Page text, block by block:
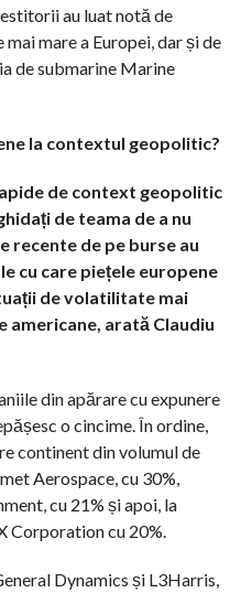
au luat notă de
mare a Europei, dar și de
de submarine Marine
la contextul geopolitic?
de context geopolitic
de teama de a nu
recente de pe burse au
cu care piețele europene
de volatilitate mai
arată Claudiu
din apărare cu expunere
o cincime. În ordine,
continent din volumul de
Aerospace, cu 30%,
cu 21% și apoi, la
Corporation cu 20%.
Dynamics și L3Harris,